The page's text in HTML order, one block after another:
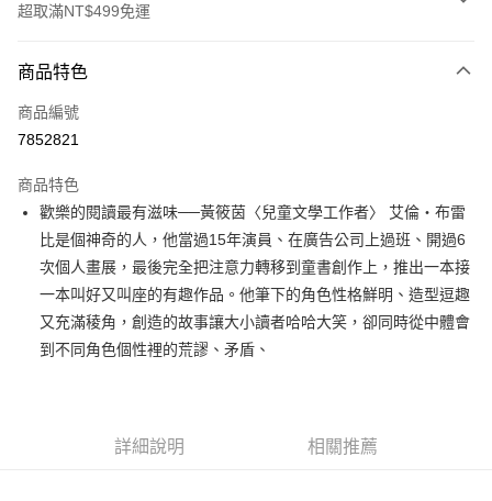
超取滿NT$499免運
信用卡一次付款
ATM付款
運送方式
付款後全家取貨
每筆NT$60，滿NT$499(含以上)免運費
付款後7-11取貨
每筆NT$60，滿NT$499(含以上)免運費
宅配
商品特色
商品編號
7852821
商品特色
歡樂的閱讀最有滋味──黃筱茵〈兒童文學工作者〉 艾倫‧布雷
比是個神奇的人，他當過15年演員、在廣告公司上過班、開過6
次個人畫展，最後完全把注意力轉移到童書創作上，推出一本接
一本叫好又叫座的有趣作品。他筆下的角色性格鮮明、造型逗趣
又充滿稜角，創造的故事讓大小讀者哈哈大笑，卻同時從中體會
到不同角色個性裡的荒謬、矛盾、
詳細說明 相關推薦